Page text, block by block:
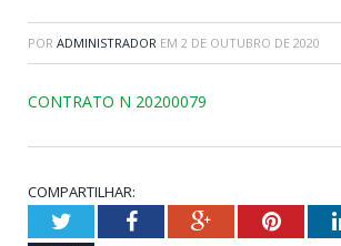
POR ADMINISTRADOR EM 2 DE OUTUBRO DE 2020
CONTRATO N 20200079
COMPARTILHAR:
TwitterFacebookGoogle+